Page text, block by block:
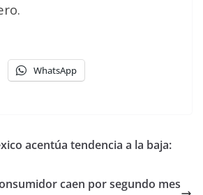
WhatsApp
acentúa tendencia a la baja:
caen por segundo mes